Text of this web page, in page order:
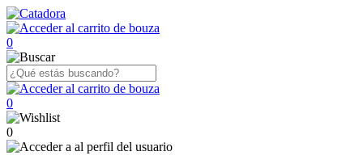
0
0
0